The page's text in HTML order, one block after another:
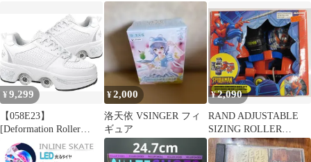
¥9,299
【058E23】
[Deformation Roller
Skates]
¥2,000
洛天依 VSINGER フィ
ギュア
¥2,090
RAND ADJUSTABLE
SIZING ROLLER
SKATES WITH WRIST
GUARDS AND KNEE &